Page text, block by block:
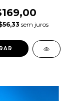
sem juros